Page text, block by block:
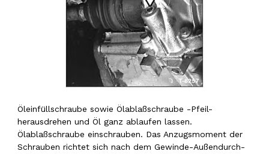
Öleinfüllschraube sowie Ölablaßschraube -Pfeil-
herausdrehen und Öl ganz ablaufen lassen.
Ölablaßschraube einschrauben. Das Anzugsmoment der
Schrauben richtet sich nach dem Gewinde-Außendurch-